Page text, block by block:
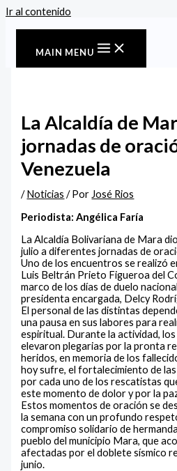
Ir al contenido
MAIN MENU
La Alcaldía de
jornadas de
Venezuela
/Noticias / Por José Rios
Periodista: Angélica Faría
La Alcaldía Bolivariana de Mara
julio a diferentes jornadas de
Uno de los encuentros se realizó
Luis Beltrán Prieto Figueroa del
marco de los días de duelo
presidenta encargada, Delcy
El personal de las distintas
una pausa en sus labores para
espiritual. Durante la actividad,
elevaron plegarias por la pronta
heridos, en memoria de los
hoy sufre, el fortalecimiento de
por cada uno de los rescatistas
este momento de dolor y por la
Estos momentos de oración se
la semana con un profundo
compromiso solidario de
pueblo del municipio Mara, que
afectadas por el doblete sísmico
junio.